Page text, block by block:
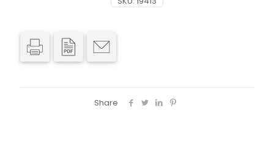
Share